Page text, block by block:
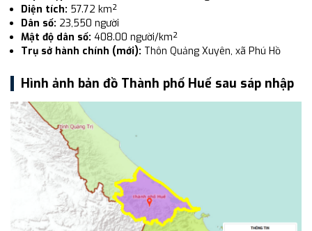
Diện tích: 57.72 km²
Dân số: 23,550 người
Mật độ dân số: 408.00 người/km²
Trụ sở hành chính (mới): Thôn Quảng Xuyên, xã Phú Hồ
Hình ảnh bản đồ Thành phố Huế sau sáp nhập